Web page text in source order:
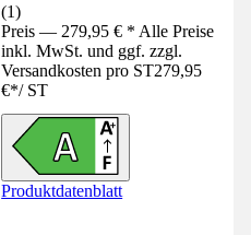
(1)
Preis — 279,95 € * Alle Preise
inkl. MwSt. und ggf. zzgl.
Versandkosten pro ST279,95
€*/ ST
Produktdatenblatt